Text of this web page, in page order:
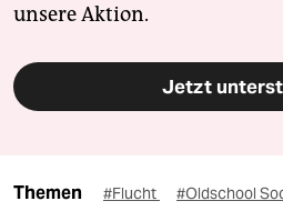
unsere Aktion.
Jetzt
Themen #Flucht #Oldschool